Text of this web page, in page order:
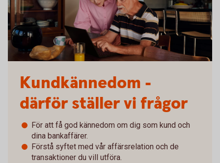
Kundkännedom -
därför ställer vi frågor
För att få god kännedom om dig som kund och
dina bankaffärer.
Förstå syftet med vår affärsrelation och de
transaktioner du vill utföra.